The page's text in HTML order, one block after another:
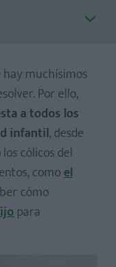
muchísimos
Por ello,
a todos los
infantil, desde
cólicos del
comoel
cómo
para